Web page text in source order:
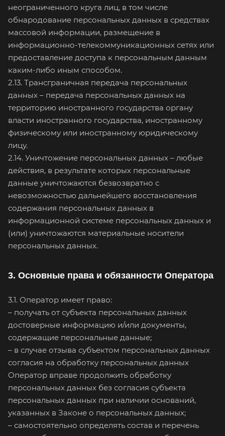
неограниченного круга лиц, в том числе
обнародование персональных данных в средствах
массовой информации, размещение в
информационно-телекоммуникационных сетях или
предоставление доступа к персональным данным
каким-либо иным способом.
2.13. Трансграничная передача персональных
данных – передача персональных данных на
территорию иностранного государства органу
власти иностранного государства, иностранному
физическому или иностранному юридическому
лицу.
2.14. Уничтожение персональных данных – любые
действия, в результате которых персональные
данные уничтожаются безвозвратно с
невозможностью дальнейшего восстановления
содержания персональных данных в
информационной системе персональных данных и
(или) уничтожаются материальные носители
персональных данных.
3. Основные права и обязанности Оператора
3.1. Оператор имеет право:
– получать от субъекта персональных данных
достоверные информацию и/или документы,
содержащие персональные данные;
– в случае отзыва субъектом персональных данных
согласия на обработку персональных данных
Оператор вправе продолжить обработку
персональных данных без согласия субъекта
персональных данных при наличии оснований,
указанных в Законе о персональных данных;
– самостоятельно определять состав и перечень